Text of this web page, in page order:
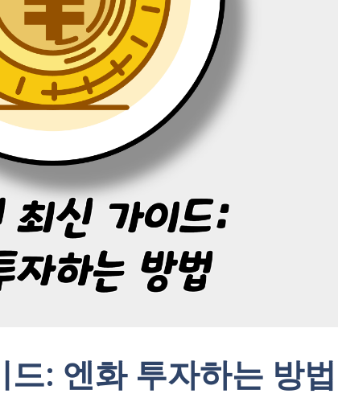
: 엔화 투자하는 방법